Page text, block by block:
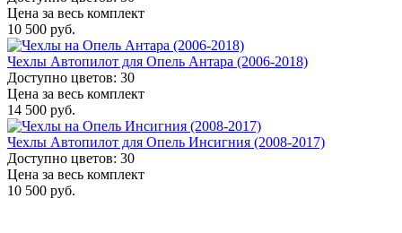
Цена за весь комплект
10 500 руб.
Чехлы Автопилот для Опель Антара (2006-2018)
Доступно цветов: 30
Цена за весь комплект
14 500 руб.
Чехлы Автопилот для Опель Инсигния (2008-2017)
Доступно цветов: 30
Цена за весь комплект
10 500 руб.